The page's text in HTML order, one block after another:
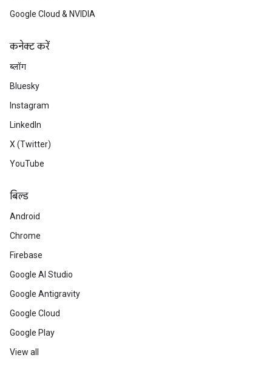
Google Cloud & NVIDIA
कनेक्ट करें
ब्लॉग
Bluesky
Instagram
LinkedIn
X (Twitter)
YouTube
बिल्ड
Android
Chrome
Firebase
Google AI Studio
Google Antigravity
Google Cloud
Google Play
View all